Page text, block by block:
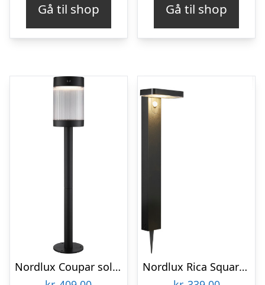
Gå til shop Gå til shop
Nordlux Coupar solcelle havelampe
Nordlux Rica Square solcelle havelampe